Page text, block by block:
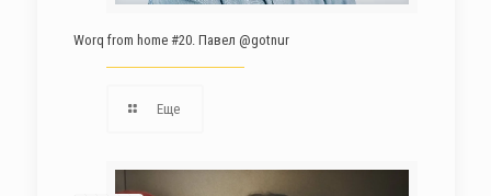
Worq from home #20. Павел @gotnur
Еще